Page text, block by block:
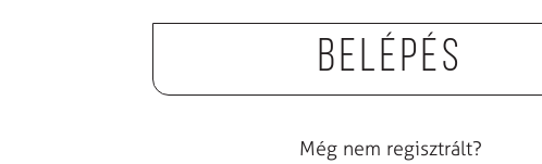
Belépés
Még nem regisztrált?